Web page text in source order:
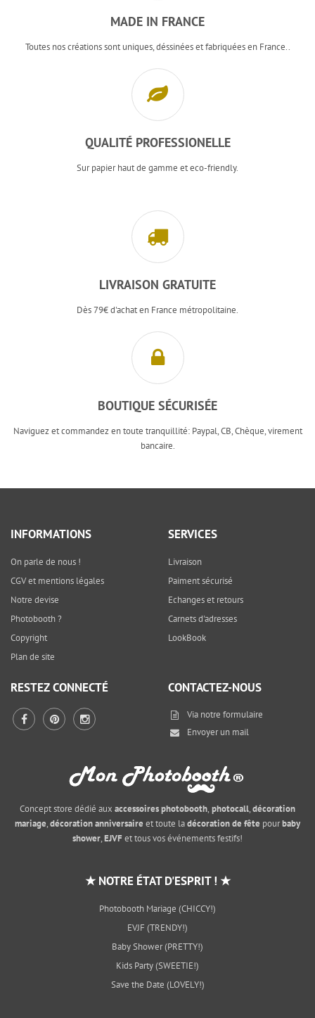
MADE IN FRANCE
Toutes nos créations sont uniques, déssinées et fabriquées en France..
QUALITÉ PROFESSIONELLE
Sur papier haut de gamme et eco-friendly.
LIVRAISON GRATUITE
Dès 79€ d'achat en France métropolitaine.
BOUTIQUE SÉCURISÉE
Naviguez et commandez en toute tranquillité: Paypal, CB, Chèque, virement
bancaire.
INFORMATIONS
On parle de nous !
CGV et mentions légales
Notre devise
Photobooth ?
Copyright
Plan de site
SERVICES
Livraison
Paiment sécurisé
Echanges et retours
Carnets d'adresses
LookBook
RESTEZ CONNECTÉ CONTACTEZ-NOUS
Via notre formulaire
Envoyer un mail
Concept store dédié aux accessoires photobooth, photocall,décoration
mariage,décoration anniversaire et toute ladécoration de fête pourbaby
shower,EJVFet tous vos événements festifs!
★ NOTRE ÉTAT D'ESPRIT ! ★
Photobooth Mariage (CHICCY!)
EVJF (TRENDY!)
Baby Shower (PRETTY!)
Kids Party (SWEETIE!)
Save the Date (LOVELY!)